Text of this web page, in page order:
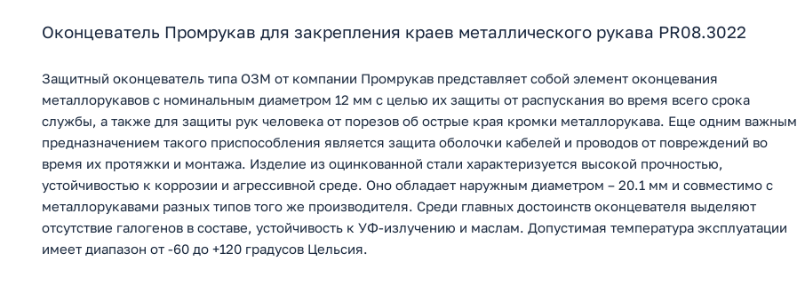
Оконцеватель Промрукав для закрепления краев металлического рукава PR08.3022
Защитный оконцеватель типа ОЗМ от компании Промрукав представляет собой элемент оконцевания
металлорукавов с номинальным диаметром 12 мм с целью их защиты от распускания во время всего срока
службы, а также для защиты рук человека от порезов об острые края кромки металлорукава. Еще одним важным
предназначением такого приспособления является защита оболочки кабелей и проводов от повреждений во
время их протяжки и монтажа. Изделие из оцинкованной стали характеризуется высокой прочностью,
устойчивостью к коррозии и агрессивной среде. Оно обладает наружным диаметром – 20.1 мм и совместимо с
металлорукавами разных типов того же производителя. Среди главных достоинств оконцевателя выделяют
отсутствие галогенов в составе, устойчивость к УФ-излучению и маслам. Допустимая температура эксплуатации
имеет диапазон от -60 до +120 градусов Цельсия.